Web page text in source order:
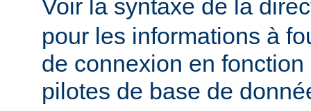
Voir la syntaxe de la
pour les informations à
de connexion en
pilotes de base de